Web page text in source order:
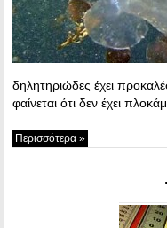
δηλητηριώδες έχει
φαίνεται ότι δεν έχει
Περισσότερα »